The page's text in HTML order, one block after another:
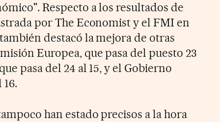
Respecto a los resultados de
por The Economist y el FMI en
destacó la mejora de otras
Europea, que pasa del puesto 23
pasa del 24 al 15, y el Gobierno
han estado precisos a la hora